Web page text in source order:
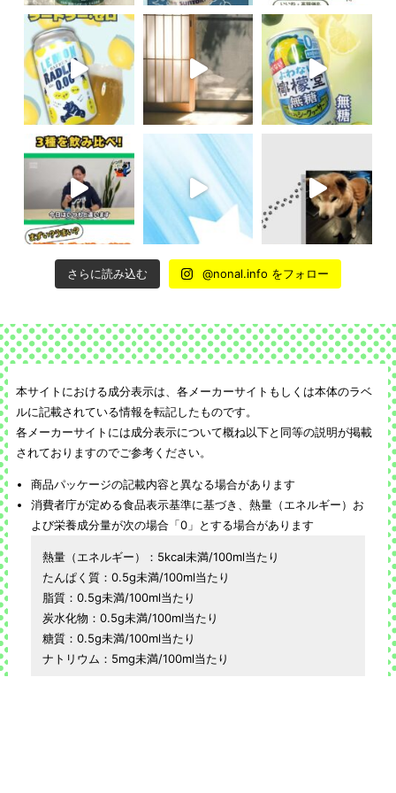
さらに読み込む @nonal.info をフォロー
本サイトにおける成分表示は、各メーカーサイトもしくは本体のラベ
ルに記載されている情報を転記したものです。
各メーカーサイトには成分表示について概ね以下と同等の説明が掲載
されておりますのでご参考ください。
商品パッケージの記載内容と異なる場合があります
消費者庁が定める食品表示基準に基づき、熱量（エネルギー）お
よび栄養成分量が次の場合「0」とする場合があります
熱量（エネルギー）：5kcal未満/100ml当たり
たんぱく質：0.5g未満/100ml当たり
脂質：0.5g未満/100ml当たり
炭水化物：0.5g未満/100ml当たり
糖質：0.5g未満/100ml当たり
ナトリウム：5mg未満/100ml当たり